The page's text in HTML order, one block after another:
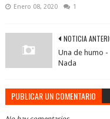
Enero 08, 2020 1
NOTICIA
Una de humo -
Nada
PUBLICAR UN COMENTARIO